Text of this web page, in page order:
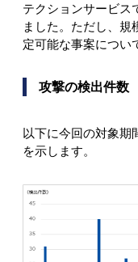
テクションサービス
ました。ただし、規
定可能な事案につい
攻撃の検出件数
以下に今回の対象期
を示します。